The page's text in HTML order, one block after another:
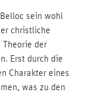
sein wohl
christliche
Theorie der
Erst durch die
Charakter eines
was zu den